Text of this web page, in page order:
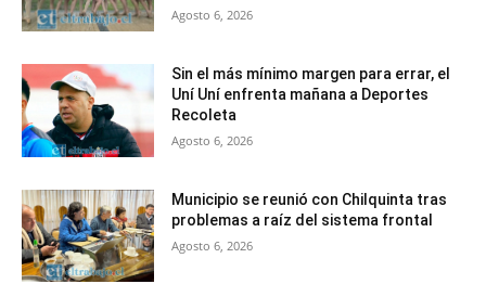
Agosto 6, 2026
Sin el más mínimo margen para errar, el
Uní Uní enfrenta mañana a Deportes
Recoleta
Agosto 6, 2026
Municipio se reunió con Chilquinta tras
problemas a raíz del sistema frontal
Agosto 6, 2026